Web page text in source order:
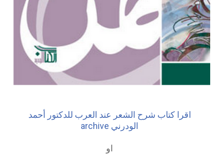
اقرا كتاب شرح الشعر عند العرب للدكتور أحمد
الودرني archive
او